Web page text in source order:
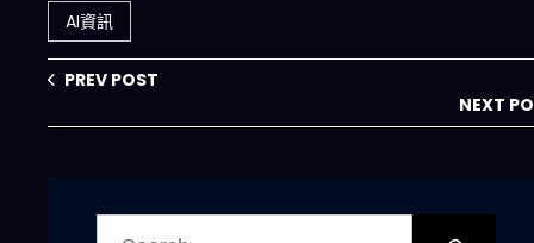
統？2026 終極實
戰指南
AI資訊
PREV POST
NEXT